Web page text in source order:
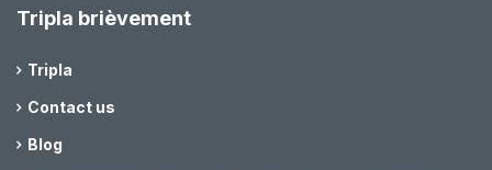
Tripla brièvement
Tripla
Contact us
Blog